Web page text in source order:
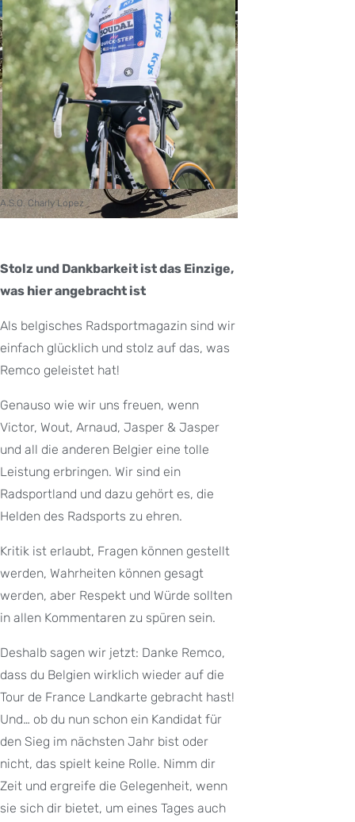
A.S.O. Charly Lopez
Stolz und Dankbarkeit ist das Einzige,
was hier angebracht ist
Als belgisches Radsportmagazin sind wir
einfach glücklich und stolz auf das, was
Remco geleistet hat!
Genauso wie wir uns freuen, wenn
Victor, Wout, Arnaud, Jasper & Jasper
und all die anderen Belgier eine tolle
Leistung erbringen. Wir sind ein
Radsportland und dazu gehört es, die
Helden des Radsports zu ehren.
Kritik ist erlaubt, Fragen können gestellt
werden, Wahrheiten können gesagt
werden, aber Respekt und Würde sollten
in allen Kommentaren zu spüren sein.
Deshalb sagen wir jetzt: Danke Remco,
dass du Belgien wirklich wieder auf die
Tour de France Landkarte gebracht hast!
Und… ob du nun schon ein Kandidat für
den Sieg im nächsten Jahr bist oder
nicht, das spielt keine Rolle. Nimm dir
Zeit und ergreife die Gelegenheit, wenn
sie sich dir bietet, um eines Tages auch